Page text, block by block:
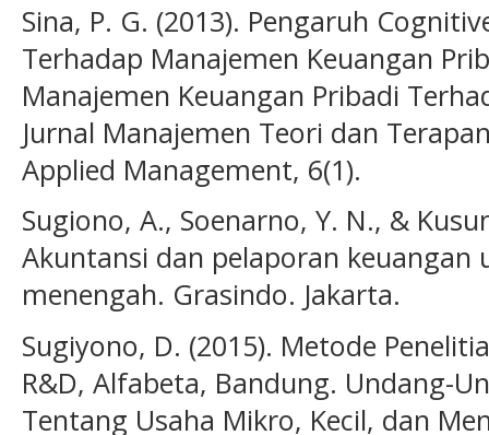
Sina, P. G. (2013). Pengaruh
Terhadap Manajemen Keuangan
Manajemen Keuangan Pribadi
Jurnal Manajemen Teori dan
Applied Management, 6(1).
Sugiono, A., Soenarno, Y. N., &
Akuntansi dan pelaporan keuangan
menengah. Grasindo. Jakarta.
Sugiyono, D. (2015). Metode
R&D, Alfabeta, Bandung. Undang-
Tentang Usaha Mikro, Kecil, dan